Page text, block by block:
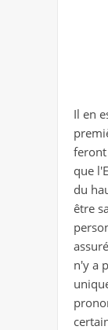
Il en
que
du
être
n'y a